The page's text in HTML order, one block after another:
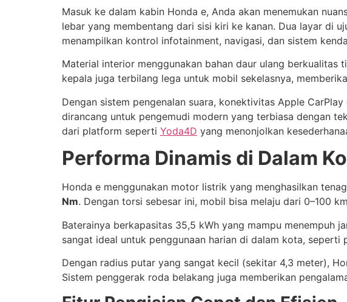
Masuk ke dalam kabin Honda e, Anda akan menemukan
lebar yang membentang dari sisi kiri ke kanan. Dua layar di
menampilkan kontrol infotainment, navigasi, dan sistem
Material interior menggunakan bahan daur ulang berkualitas
kepala juga terbilang lega untuk mobil sekelasnya,
Dengan sistem pengenalan suara, konektivitas Apple
dirancang untuk pengemudi modern yang terbiasa dengan
dari platform seperti Yoda4D yang menonjolkan
Performa Dinamis di Dalam
Honda e menggunakan motor listrik yang menghasilkan
Nm. Dengan torsi sebesar ini, mobil bisa melaju dari 0–100
Baterainya berkapasitas 35,5 kWh yang mampu menempuh
sangat ideal untuk penggunaan harian di dalam kota,
Dengan radius putar yang sangat kecil (sekitar 4,3 meter),
Sistem penggerak roda belakang juga memberikan